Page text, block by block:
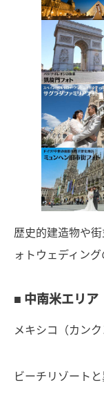
歴史的建造物や
ォトウェディン
■ 中南米エリア
メキシコ（カンク
ビーチリゾート